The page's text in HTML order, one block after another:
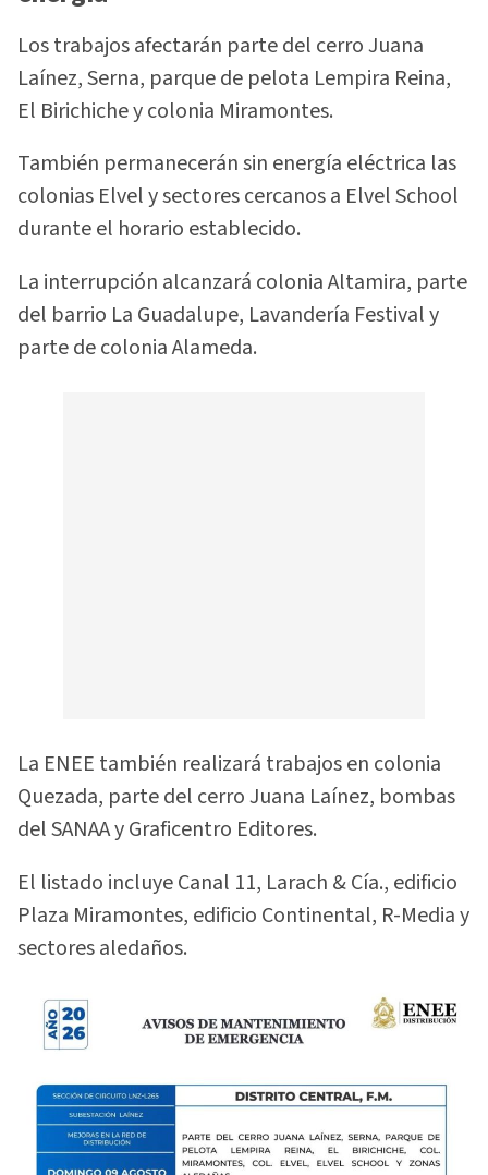
Los trabajos afectarán parte del cerro Juana
Laínez, Serna, parque de pelota Lempira Reina,
El Birichiche y colonia Miramontes.
También permanecerán sin energía eléctrica las
colonias Elvel y sectores cercanos a Elvel School
durante el horario establecido.
La interrupción alcanzará colonia Altamira, parte
del barrio La Guadalupe, Lavandería Festival y
parte de colonia Alameda.
La ENEE también realizará trabajos en colonia
Quezada, parte del cerro Juana Laínez, bombas
del SANAA y Graficentro Editores.
El listado incluye Canal 11, Larach & Cía., edificio
Plaza Miramontes, edificio Continental, R-Media y
sectores aledaños.